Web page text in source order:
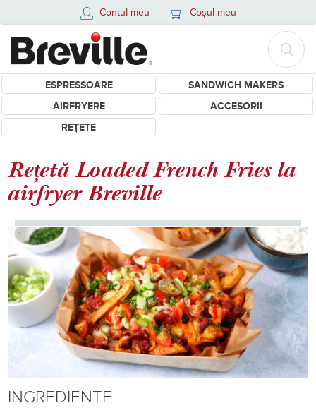
Contul meu Coșul meu
ESPRESSOARE
SANDWICH MAKERS
AIRFRYERE
ACCESORII
REȚETE
Rețetă Loaded French Fries la
airfryer Breville
INGREDIENTE